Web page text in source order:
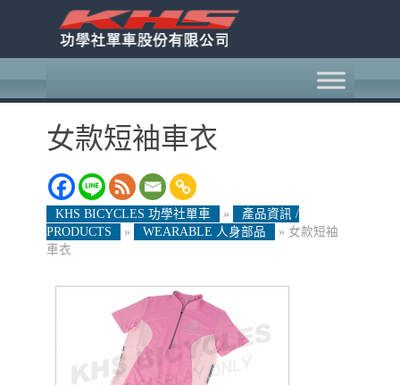
女款短袖車衣
KHS BICYCLES 功學社單車 »
產品資訊 /
PRODUCTS
» WEARABLE 人身部品 » 女款短袖
車衣